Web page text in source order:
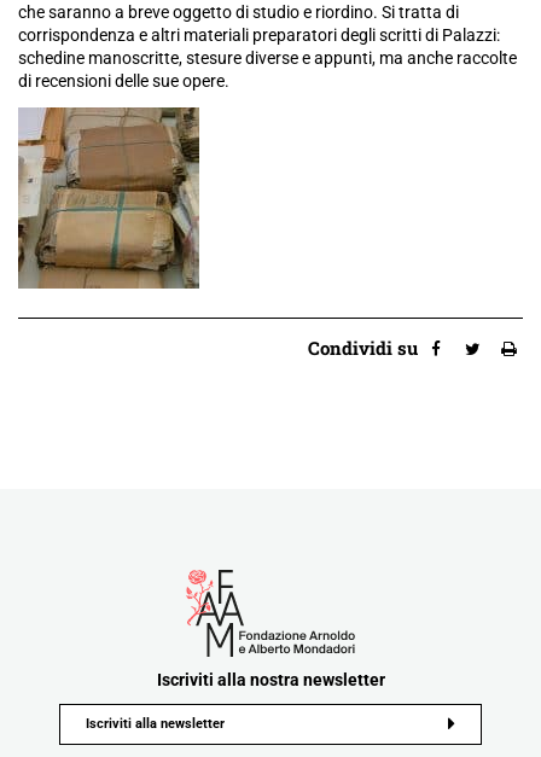
Condividi su
che saranno a breve oggetto di studio e riordino. Si tratta di
corrispondenza e altri materiali preparatori degli scritti di Palazzi:
schedine manoscritte, stesure diverse e appunti, ma anche raccolte
di recensioni delle sue opere.
Iscriviti alla nostra newsletter